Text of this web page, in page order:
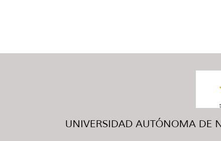
UNIVERSIDAD AUTÓNOMA DE